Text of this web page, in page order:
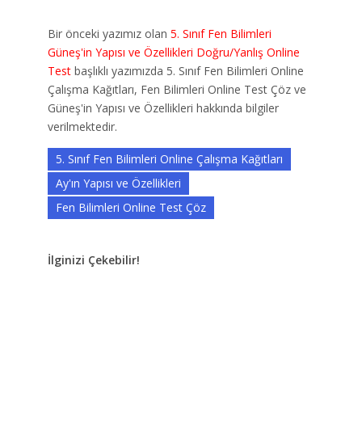
Bir önceki yazımız olan 5. Sınıf Fen Bilimleri
Güneş'in Yapısı ve Özellikleri Doğru/Yanlış Online
Test başlıklı yazımızda 5. Sınıf Fen Bilimleri Online
Çalışma Kağıtları, Fen Bilimleri Online Test Çöz ve
Güneş'in Yapısı ve Özellikleri hakkında bilgiler
verilmektedir.
5. Sınıf Fen Bilimleri Online Çalışma Kağıtları
Ay'ın Yapısı ve Özellikleri
Fen Bilimleri Online Test Çöz
İlginizi Çekebilir!